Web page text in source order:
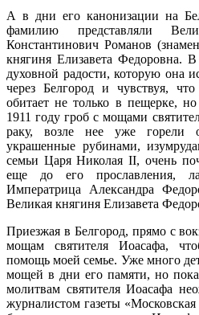
А в дни его канонизации на
фамилию представляли
Константинович Романов
княгиня Елизавета Федоровна.
духовной радости, которую она
через Белгород и чувствуя,
обитает не только в пещерке,
1911 году гроб с мощами
раку, возле нее уже горели
украшенные рубинами,
семьи Царя Николая II, очень
еще до его прославления,
Императрица Александра
Великая княгиня Елизавета
Приезжая в Белгород, прямо с
мощам святителя Иоасафа,
помощь моей семье. Уже много
мощей в дни его памяти, но
молитвам святителя Иоасафа
журналистом газеты